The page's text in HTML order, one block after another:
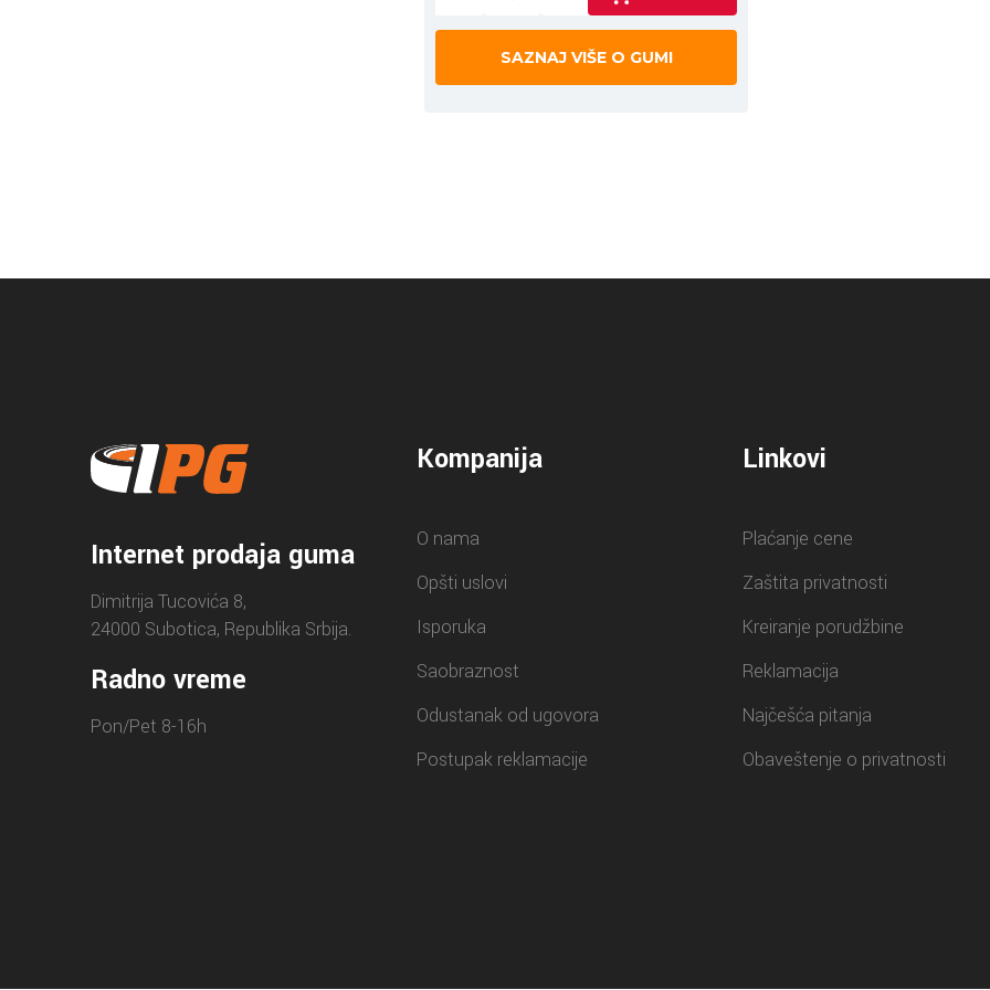
SAZNAJ VIŠE O GUMI
Internet prodaja guma
Dimitrija Tucovića 8,
24000 Subotica, Republika Srbija.
Radno vreme
Pon/Pet 8-16h
Kompanija
O nama
Opšti uslovi
Isporuka
Saobraznost
Odustanak od ugovora
Postupak reklamacije
Linkovi
Plaćanje cene
Zaštita privatnosti
Kreiranje porudžbine
Reklamacija
Najčešća pitanja
Obaveštenje o privatnosti